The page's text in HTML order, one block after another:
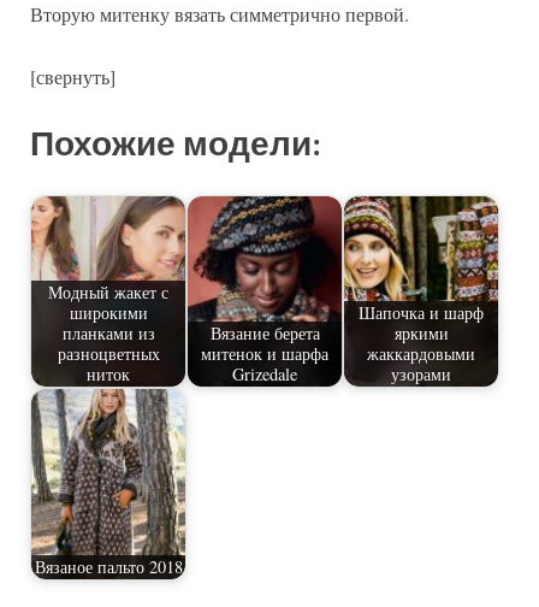
Вторую митенку вязать симметрично первой.
[свернуть]
Похожие модели:
Модный жакет с
широкими
планками из
разноцветных
ниток
Вязание берета
митенок и шарфа
Grizedale
Шапочка и шарф
яркими
жаккардовыми
узорами
Вязаное пальто 2018